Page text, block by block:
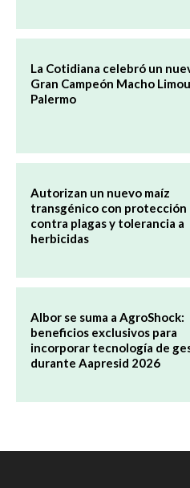
La Cotidiana celebró un
Gran Campeón Macho
Palermo
Autorizan un nuevo maíz
transgénico con protección
contra plagas y tolerancia a
herbicidas
Albor se suma a AgroShock:
beneficios exclusivos para
incorporar tecnología de
durante Aapresid 2026